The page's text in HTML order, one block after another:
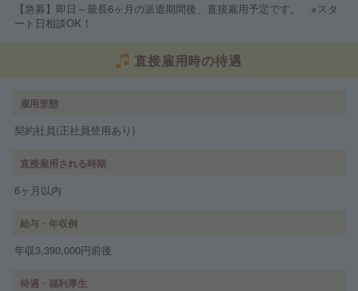
【急募】即日～最長6ヶ月の派遣期間後、直接雇用予定です。 ※スタ
ート日相談OK！
直接雇用時の待遇
雇用形態
契約社員(正社員登用あり)
直接雇用される時期
6ヶ月以内
給与・年収例
年収3,390,000円前後
待遇・福利厚生